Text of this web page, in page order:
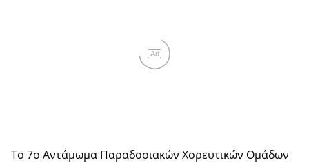
Ad
Το 7ο Αντάμωμα Παραδοσιακών Χορευτικών Ομάδων